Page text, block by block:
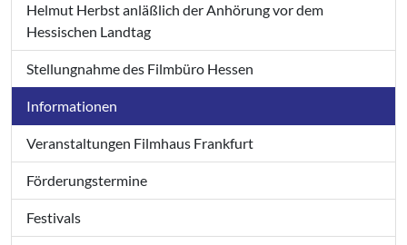
Helmut Herbst anläßlich der Anhörung vor dem
Hessischen Landtag
Stellungnahme des Filmbüro Hessen
Informationen
Veranstaltungen Filmhaus Frankfurt
Förderungstermine
Festivals